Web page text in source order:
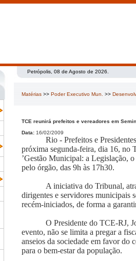
Petrópolis, 08 de Agosto de 2026.
Matérias >> Poder Executivo Mun. >>
TCE reunirá prefeitos e vereadores em
Data: 16/02/2009
Rio - Prefeitos e
próxima segunda-feira, dia 16, no
’Gestão Municipal: a Legislação,
pelo órgão, das 9h às 17h30.
A iniciativa do Tribunal,
dirigentes e servidores municipais
recém-iniciados, de forma a
O Presidente do TCE-RJ,
evento, não se limita a pregar a
anseios da sociedade em favor do
para o bem-estar da população.